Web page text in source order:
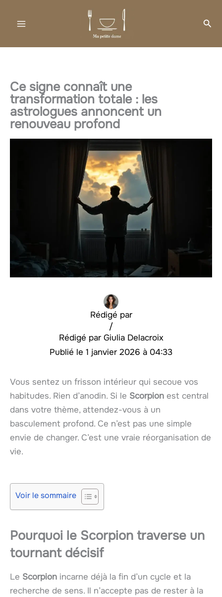
Ce signe connaît une
transformation totale : les
astrologues annoncent un
renouveau profond
Rédigé par
Giulia Delacroix
/
1 janvier 2026 à 04:33
Vous sentez un frisson intérieur qui secoue vos
habitudes. Rien d’anodin. Si le Scorpion est central
dans votre thème, attendez-vous à un
basculement profond. Ce n’est pas une simple
envie de changer. C’est une vraie réorganisation de
vie.
Voir le sommaire
Pourquoi le Scorpion traverse un
tournant décisif
Le Scorpion incarne déjà la fin d’un cycle et la
recherche de sens. Il n’accepte pas de rester à la